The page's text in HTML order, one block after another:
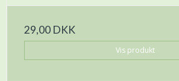
29,00 DKK
Vis produkt